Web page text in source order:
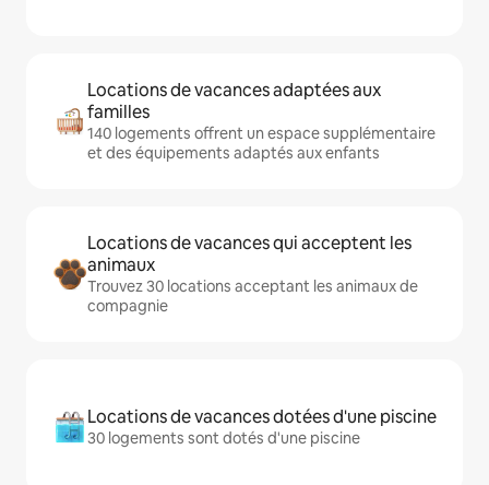
Locations de vacances adaptées aux
familles
140 logements offrent un espace supplémentaire
et des équipements adaptés aux enfants
Locations de vacances qui acceptent les
animaux
Trouvez 30 locations acceptant les animaux de
compagnie
Locations de vacances dotées d'une piscine
30 logements sont dotés d'une piscine